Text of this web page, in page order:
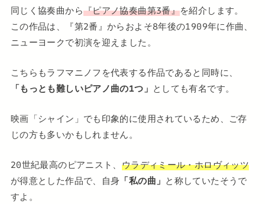
同じく協奏曲から『ピアノ協奏曲第3番』を紹介します。
この作品は、『第2番』からおよそ8年後の1909年に作曲、
ニューヨークで初演を迎えました。
こちらもラフマニノフを代表する作品であると同時に、
「もっとも難しいピアノ曲の1つ」 としても有名です。
映画「シャイン」でも印象的に使用されているため、ご存
じの方も多いかもしれません。
20世紀最高のピアニスト、 ウラディミール・ホロヴィッツ
が得意とした作品で、自身 「私の曲」 と称していたそうで
すよ。